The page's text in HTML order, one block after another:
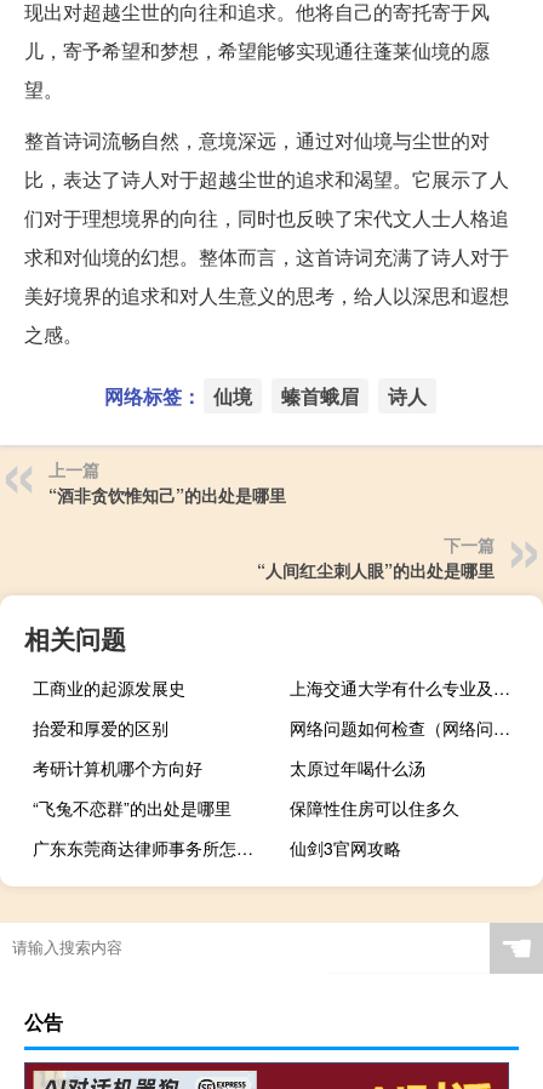
现出对超越尘世的向往和追求。他将自己的寄托寄于风
儿，寄予希望和梦想，希望能够实现通往蓬莱仙境的愿
望。
整首诗词流畅自然，意境深远，通过对仙境与尘世的对
比，表达了诗人对于超越尘世的追求和渴望。它展示了人
们对于理想境界的向往，同时也反映了宋代文人士人格追
求和对仙境的幻想。整体而言，这首诗词充满了诗人对于
美好境界的追求和对人生意义的思考，给人以深思和遐想
之感。
网络标签： 仙境 螓首蛾眉 诗人
上一篇
“酒非贪饮惟知己”的出处是哪里
下一篇
“人间红尘刺人眼”的出处是哪里
相关问题
工商业的起源发展史
上海交通大学有什么专业及什么专业好
抬爱和厚爱的区别
网络问题如何检查（网络问题）
考研计算机哪个方向好
太原过年喝什么汤
“飞兔不恋群”的出处是哪里
保障性住房可以住多久
广东东莞商达律师事务所怎么样
仙剑3官网攻略
中级工程师多少分及格
☚
公告